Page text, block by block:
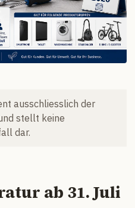
ausschliesslich der
stellt keine
dar.
ab 31. Juli